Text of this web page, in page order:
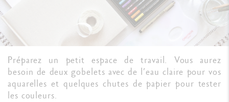
Préparez un petit espace de travail. Vous aurez
besoin de deux gobelets avec de l’eau claire pour vos
aquarelles et quelques chutes de papier pour tester
les couleurs.